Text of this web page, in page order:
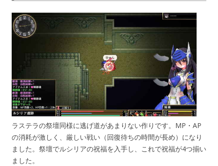
ラステラの祭壇同様に逃げ道があまりない作りです。MP・AP
の消耗が激しく、厳しい戦い（回復待ちの時間が長め）になり
ました。祭壇でルシリアの祝福を入手し、これで祝福が4つ揃い
ました。